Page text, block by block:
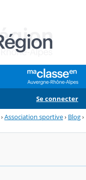
Se connecter
›Association sportive› Blog›